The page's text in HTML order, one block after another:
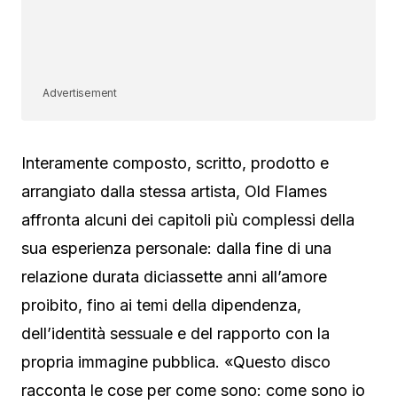
Advertisement
Interamente composto, scritto, prodotto e
arrangiato dalla stessa artista, Old Flames
affronta alcuni dei capitoli più complessi della
sua esperienza personale: dalla fine di una
relazione durata diciassette anni all’amore
proibito, fino ai temi della dipendenza,
dell’identità sessuale e del rapporto con la
propria immagine pubblica. «Questo disco
racconta le cose per come sono: come sono io